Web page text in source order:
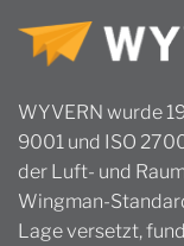
WYVERN wurde
9001 und ISO
der Luft- und
Wingman-
Lage versetzt,